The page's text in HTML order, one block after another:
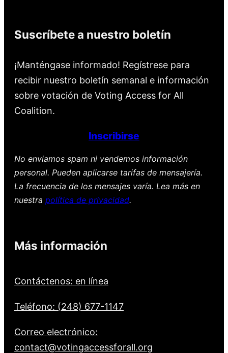
Suscríbete a nuestro boletín
¡Manténgase informado! Regístrese para
recibir nuestro boletín semanal e información
sobre votación de Voting Access for All
Coalition.
Inscribirse
No enviamos spam ni vendemos información
personal. Pueden aplicarse tarifas de mensajería.
La frecuencia de los mensajes varía. Lea más en
nuestra política de privacidad.
Más información
Contáctenos: en línea
Teléfono: (248) 677-1147
Correo electrónico:
contact@votingaccessforall.org